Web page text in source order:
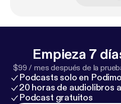
Empieza 7
$99 / mes después de la
Podcasts solo en Podimo
20 horas de audiolibros
Podcast gratuitos